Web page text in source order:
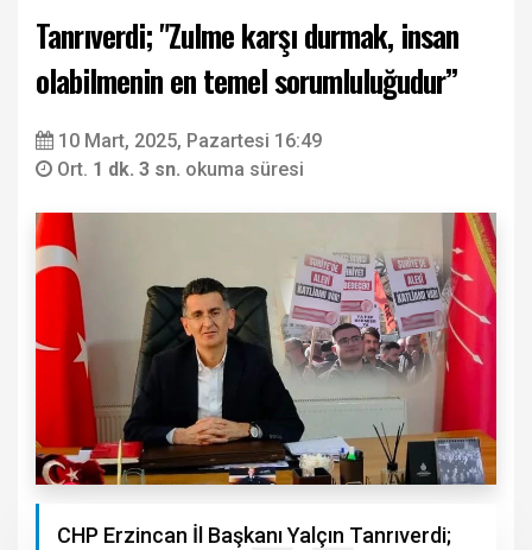
Tanrıverdi; "Zulme karşı durmak, insan
olabilmenin en temel sorumluluğudur’’
10 Mart, 2025, Pazartesi 16:49
Ort. 1 dk. 3 sn. okuma süresi
CHP Erzincan İl Başkanı Yalçın Tanrıverdi;